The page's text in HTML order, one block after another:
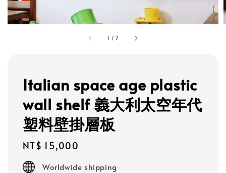
1 /7
Italian space age plastic
wall shelf 義大利太空年代
塑料壁掛層板
Regular
price
NT$ 15,000
Worldwide shipping